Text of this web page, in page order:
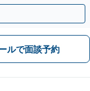
能】
ルで面談予約